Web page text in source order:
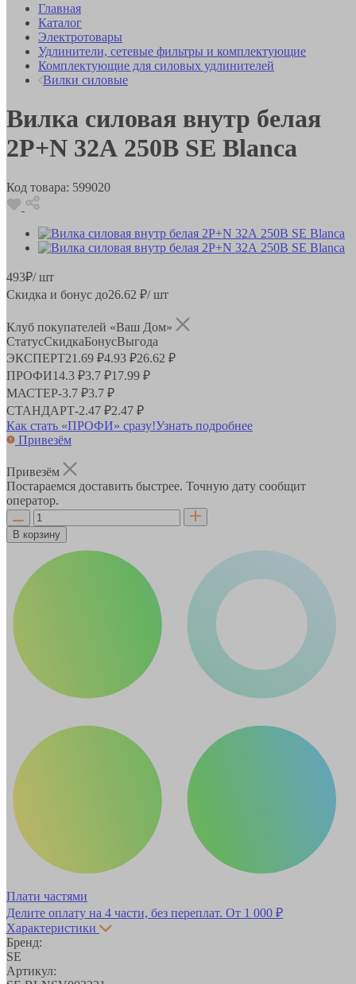
Главная
Каталог
Электротовары
Удлинители, сетевые фильтры и комплектующие
Комплектующие для силовых удлинителей
Вилки силовые
Вилка силовая внутр белая
2Р+N 32А 250В SE Blanca
Код товара: 599020
493₽/ шт
Скидка и бонус до26.62 ₽/ шт
Клуб покупателей «Ваш Дом»
СтатусСкидкаБонусВыгода
ЭКСПЕРТ21.69 ₽4.93 ₽26.62 ₽
ПРОФИ14.3 ₽3.7 ₽17.99 ₽
МАСТЕР-3.7 ₽3.7 ₽
СТАНДАРТ-2.47 ₽2.47 ₽
Как стать «ПРОФИ» сразу!Узнать подробнее
Привезём
Привезём
Постараемся доставить быстрее. Точную дату сообщит
оператор.
В корзину
Плати частями
Делите оплату на 4 части, без переплат. От 1 000 ₽
Характеристики
Бренд:
SE
Артикул: